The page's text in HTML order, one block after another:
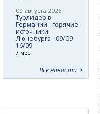
09 августа 2026
Турлидер в
Германии - горячие
источники
Люнебурга - 09/09 -
16/09
7 мест
Все новости